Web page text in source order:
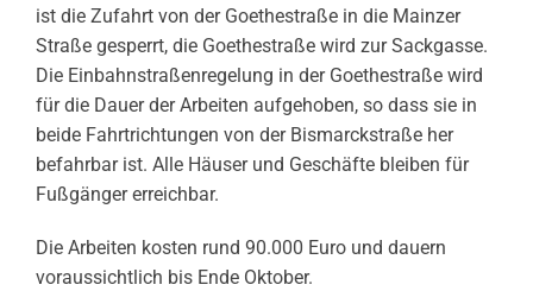
ist die Zufahrt von der Goethestraße in die Mainzer
Straße gesperrt, die Goethestraße wird zur Sackgasse.
Die Einbahnstraßenregelung in der Goethestraße wird
für die Dauer der Arbeiten aufgehoben, so dass sie in
beide Fahrtrichtungen von der Bismarckstraße her
befahrbar ist. Alle Häuser und Geschäfte bleiben für
Fußgänger erreichbar.
Die Arbeiten kosten rund 90.000 Euro und dauern
voraussichtlich bis Ende Oktober.